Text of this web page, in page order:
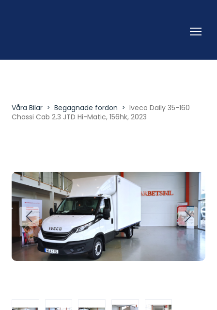
Våra Bilar Begagnade fordon
Iveco Daily 35-160
Chassi Cab 2.3 JTD Hi-Matic, 156hk, 2023